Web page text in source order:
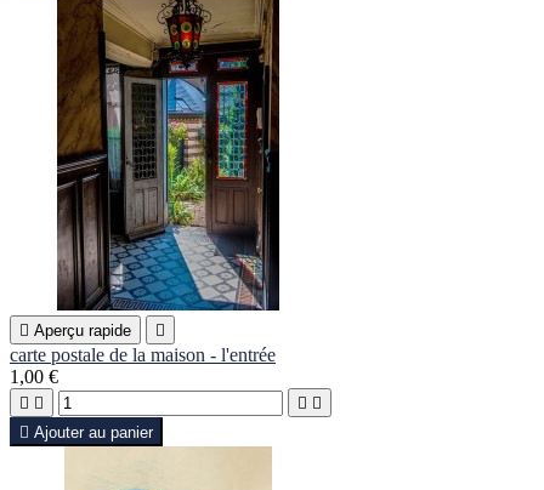
 Aperçu rapide 
carte postale de la maison - l'entrée
1,00 €
   
 Ajouter au panier